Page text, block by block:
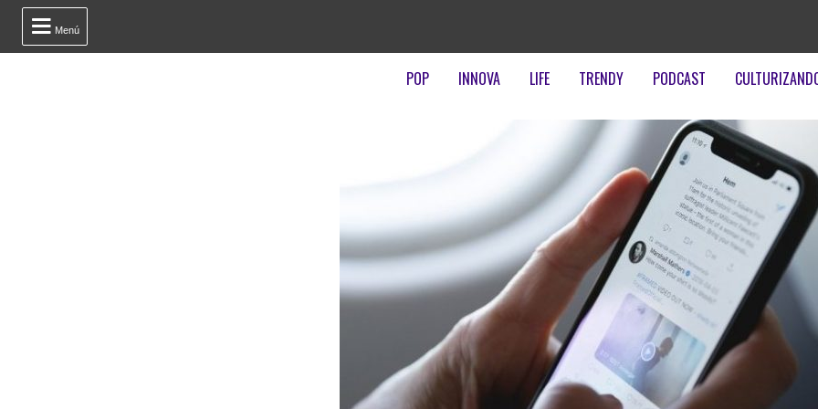
 Menú
POP INNOVA LIFE TRENDY PODCAST